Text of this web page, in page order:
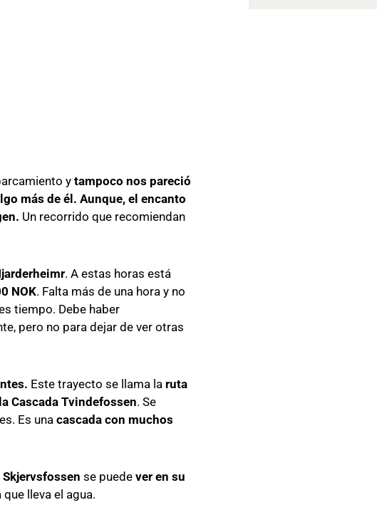
ytampoco nos pareció
más de él. Aunque, el encanto
Un recorrido que recomiendan
. A estas horas está
NOK. Falta más de una hora y no
tiempo. Debe haber
pero no para dejar de ver otras
Este trayecto se llama la ruta
la Cascada Tvindefossen. Se
Es una cascada con muchos
Skjervsfossen se puede ver en su
lleva el agua.